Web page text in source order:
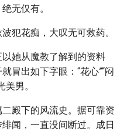
无仅有。
犯花痴，大叹无可救药。
她从魔教了解到的资料
冒出如下字眼：“花心”“闷
男。
殿下的风流史。据可靠资
闻，一直没间断过。成日